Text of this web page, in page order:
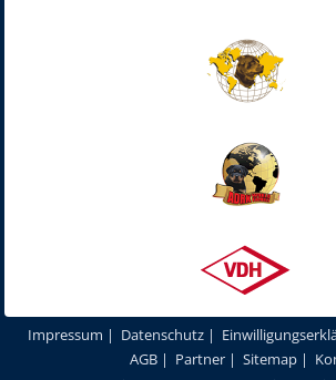
Impressum | Datenschutz |
AGB| Partner| Sitemap|